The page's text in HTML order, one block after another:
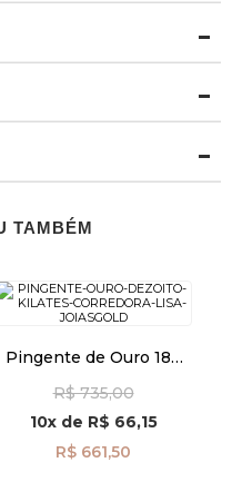
TAMBÉM
Pingente de Ouro 18k
R$ 735,00
10xde R$ 66,15
R$ 661,50